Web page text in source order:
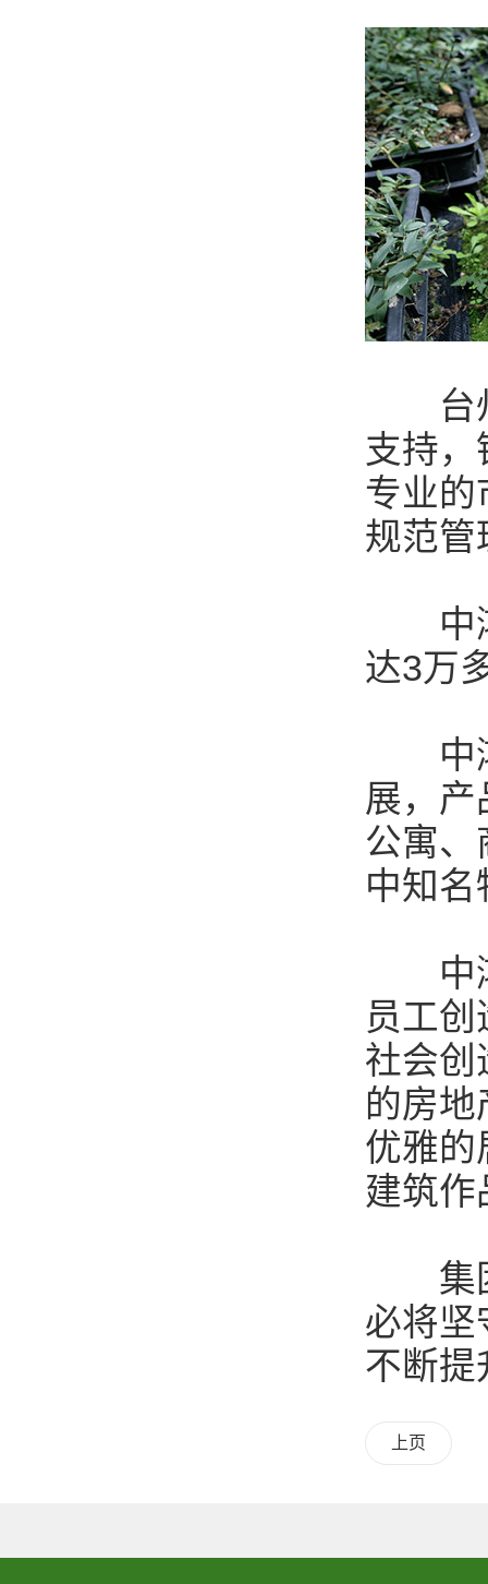
台州
支持，
专业的
规范管
中鸿
达3万
中鸿
展，产
公寓、
中知
中鸿
员工
社会创
的房地
优雅的
建筑作
集团
必将坚
不断提
上页